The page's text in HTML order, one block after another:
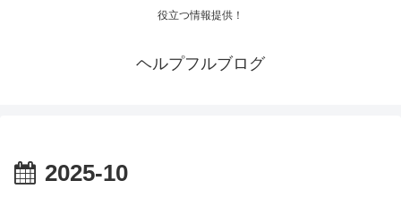
役立つ情報提供！
ヘルプフルブログ
2025-10